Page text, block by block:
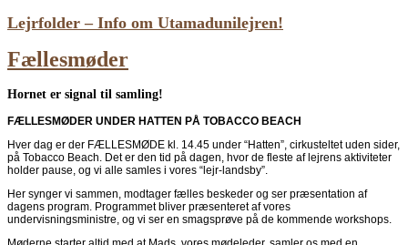
Lejrfolder – Info om Utamadunilejren!
Fællesmøder
Hornet er signal til samling!
FÆLLESMØDER UNDER HATTEN PÅ TOBACCO BEACH
Hver dag er der FÆLLESMØDE kl. 14.45 under “Hatten”, cirkusteltet uden sider,
på Tobacco Beach. Det er den tid på dagen, hvor de fleste af lejrens aktiviteter
holder pause, og vi alle samles i vores “lejr-landsby”.
Her synger vi sammen, modtager fælles beskeder og ser præsentation af
dagens program. Programmet bliver præsenteret af vores
undervisningsministre, og vi ser en smagsprøve på de kommende workshops.